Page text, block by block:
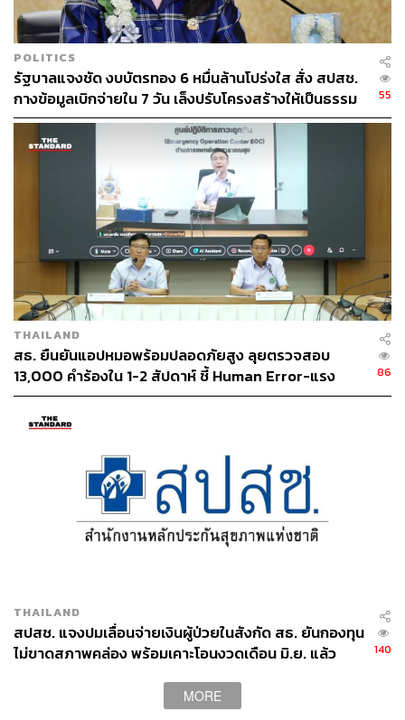
ABOUT THE AUTHOR
THE STANDARD TEAM
กองบรรณาธิการ THE STANDARD
POLITICS
รัฐบาลแจงชัด งบบัตรทอง 6 หมื่นล้านโปร่งใส สั่ง สปสช.
กางข้อมูลเบิกจ่ายใน 7 วัน เล็งปรับโครงสร้างให้เป็นธรรม
55
THAILAND
สธ. ยืนยันแอปหมอพร้อมปลอดภัยสูง ลุยตรวจสอบ
13,000 คำร้องใน 1-2 สัปดาห์ ชี้ Human Error-แรง
กดดัน KPI ทำคลาดเคลื่อน ยันไร้ทุจริตเบิกงบ
86
THAILAND
สปสช. แจงปมเลื่อนจ่ายเงินผู้ป่วยในสังกัด สธ. ยันกองทุน
ไม่ขาดสภาพคล่อง พร้อมเคาะโอนงวดเดือน มิ.ย. แล้ว
140
MORE